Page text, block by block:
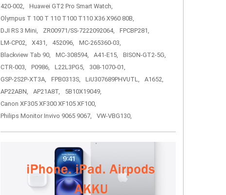
420-002,
Huawei GT2 Pro Smart Watch,
Olympus T 100 T 110 T100 T110 X36 X960 80B,
DJI RS 3 Mini,
ZR00971/SS-7222092064,
FPCBP281,
LM-CP02,
X431, 452096,
MC-265360-03,
Blackview Tab 90,
MC-308594, A41-E15,
BISON-GT2-5G,
CTR-003,
P0986, L22L3PG5,
308-1070-01,
GSP-2S2P-XT3A,
FPB0313S, LiU307689PHVUTL,
A1652,
AP22ABN,
AP21A8T,
5B10X19049,
Canon XF305 XF300 XF105 XF100,
Philips Monitor Invivo 9065 9067,
VW-VBG130,